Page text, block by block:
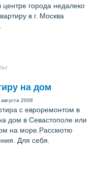
города недалеко
в г. Москва
на дом
2008
с евроремонтом в
дом в Севастополе или
на море.Рассмотю
Для себя.